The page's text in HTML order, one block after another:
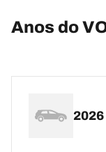
Anos do
2026